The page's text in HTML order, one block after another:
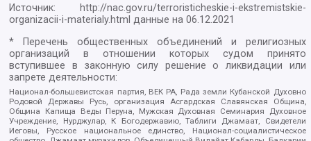
Источник:
http://nac.gov.ru/terroristicheskie-i-ekstremistskie-
organizacii-i-materialy.html данные на06.12.2021
* Перечень общественных объединений и религиозных
организаций в отношении которых судом принято
вступившее в законную силу решение о ликвидации или
запрете деятельности:
Национал-большевистская партия, ВЕК РА, Рада земли Кубанской Духовно
Родовой Державы Русь, организация Асгардская Славянская Община,
Община Капища Веды Перуна, Мужская Духовная Семинария Духовное
Учреждение, Нурджулар, К Богодержавию, Таблиги Джамаат, Свидетели
Иеговы, Русское национальное единство, Национал-социалистическое